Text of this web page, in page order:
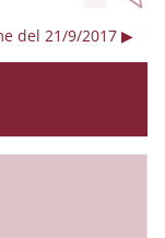
del 21/9/2017 ▶︎